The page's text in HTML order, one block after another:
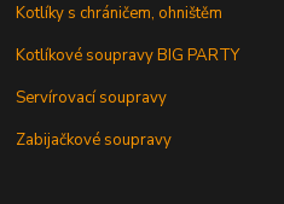
Kotlíky s chráničem, ohništěm
Kotlíkové soupravy BIG PARTY
Servírovací soupravy
Zabijačkové soupravy